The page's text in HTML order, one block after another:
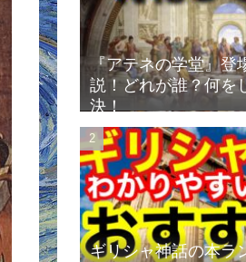
『アテネの学堂』登
説！どれが誰？何を
決！
ギリシャ神話の本ラ